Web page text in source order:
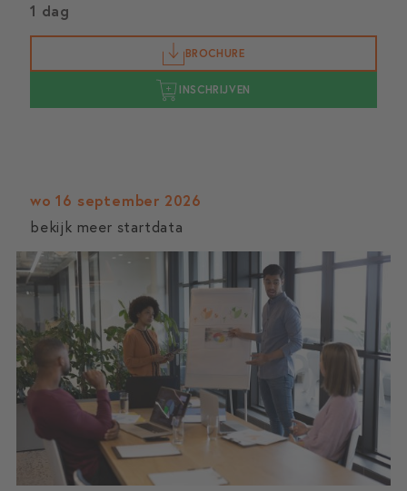
1 dag
BROCHURE
INSCHRIJVEN
wo 16 september 2026
bekijk meer startdata